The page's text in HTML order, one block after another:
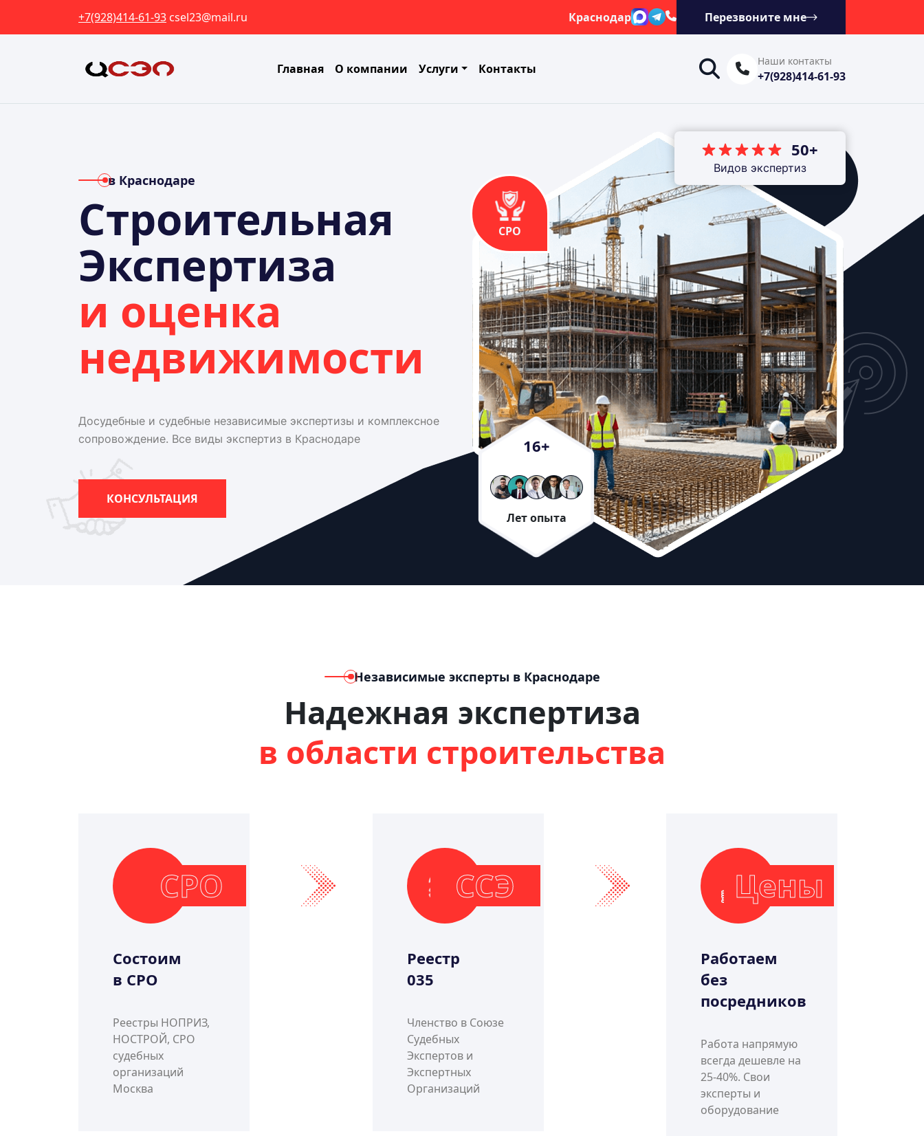
+7(928)414-61-93 csel23@mail.ru Краснодар Перезвоните мне
Главная О компании Услуги Контакты
Наши контакты
+7(928)414-61-93
в Краснодаре
Строительная
Экспертиза
и оценка
недвижимости
Досудебные и судебные независимые экспертизы и комплексное
сопровождение. Все виды экспертиз в Краснодаре
КОНСУЛЬТАЦИЯ
16+
Лет опыта
СРО
50+
Видов экспертиз
Независимые эксперты в Краснодаре
Надежная экспертиза
в области строительства
СРО
Состоим
в СРО
Реестры НОПРИЗ,
НОСТРОЙ, СРО
судебных
организаций
Москва
ССЭ
Реестр
035
Членство в Союзе
Судебных
Экспертов и
Экспертных
Организаций
Цены
Работаем
без
посредников
Работа напрямую
всегда дешевле на
25-40%. Свои
эксперты и
оборудование